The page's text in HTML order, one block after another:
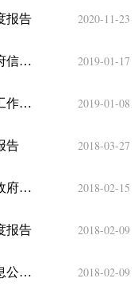
报告 2020-11-23
2017年巴音郭楞蒙古自治州安监局政府信息公开年度报告 2019-01-17
巴州卫生计生委2017年政府信息公开工作年度报告 2019-01-08
告 2018-03-27
2017年巴州国有资产监督管理委员会政府信息公开年度报告 2018-02-15
报告 2018-02-09
2017年巴音郭楞蒙古自治州农业局信息公开年度报告 2018-02-09